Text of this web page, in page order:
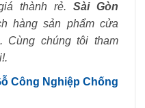
thành rẻ. Sài Gòn
hàng sản phẩm cửa
Cùng chúng tôi tham
Công Nghiệp Chống